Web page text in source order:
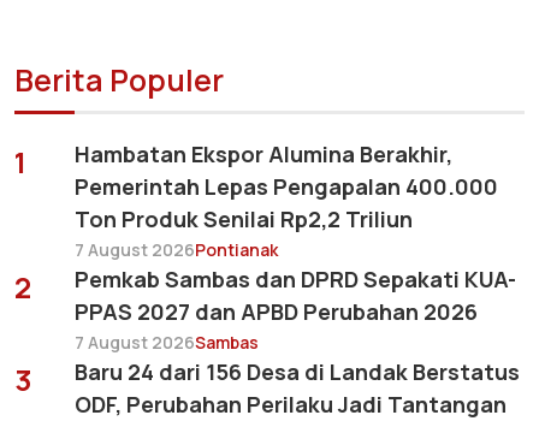
Berita Populer
1
Hambatan Ekspor Alumina Berakhir,
Pemerintah Lepas Pengapalan 400.000
Ton Produk Senilai Rp2,2 Triliun
7 August 2026Pontianak
2
Pemkab Sambas dan DPRD Sepakati KUA-
PPAS 2027 dan APBD Perubahan 2026
7 August 2026Sambas
3
Baru 24 dari 156 Desa di Landak Berstatus
ODF, Perubahan Perilaku Jadi Tantangan